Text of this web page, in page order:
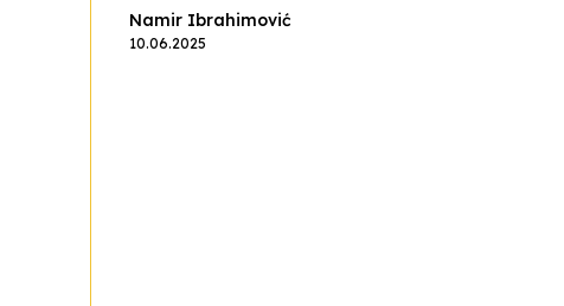
Namir Ibrahimović
10.06.2025